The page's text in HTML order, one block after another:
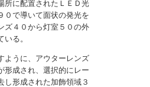
所に配置されたＬＥＤ光
０で導いて面状の発光を
ズ４０から灯室５０の外
る。
ように、アウターレンズ
形成され、選択的にレー
し形成された加飾領域３